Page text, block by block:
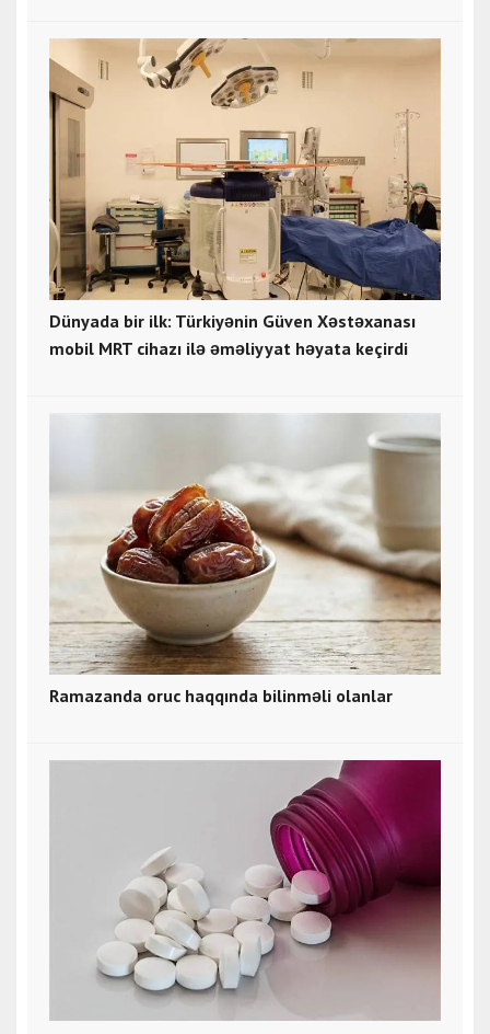
Dünyada bir ilk: Türkiyənin Güven Xəstəxanası
mobil MRT cihazı ilə əməliyyat həyata keçirdi
Ramazanda oruc haqqında bilinməli olanlar